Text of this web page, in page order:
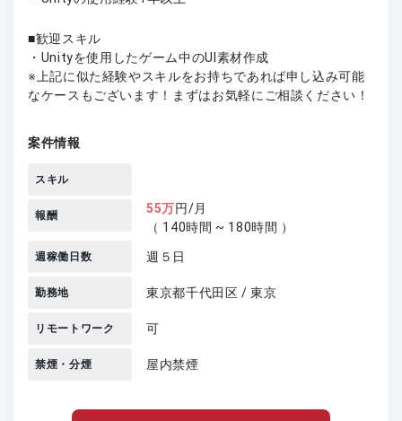
歓迎スキル
・Unityを使用したゲーム中のUI素材作成
上記に似た経験やスキルをお持ちであれば申し込み可能
なケースもございます！まずはお気軽にご相談ください！
案件情報
スキル
報酬 55万円/月
（ 140時間 ~ 180時間 ）
週稼働日数 週５日
勤務地 東京都千代田区 / 東京
リモートワーク 可
禁煙・分煙 屋内禁煙